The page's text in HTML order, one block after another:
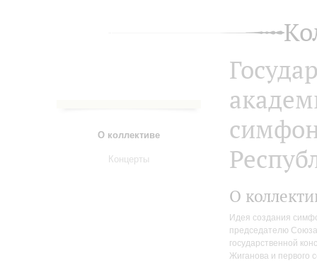
О коллективе
Концерты
О
Идея создания
председателю Союза
государственной
Жиганова и первого